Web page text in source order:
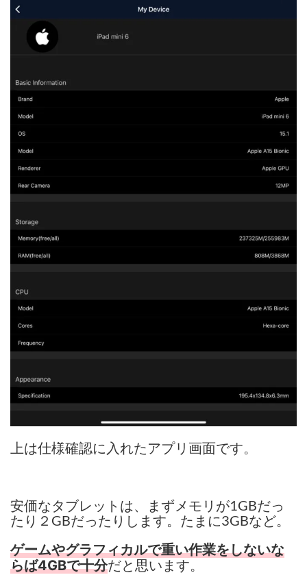
上は仕様確認に入れたアプリ画面です。
安価なタブレットは、まずメモリが1GBだっ
たり２GBだったりします。たまに3GBなど。
ゲームやグラフィカルで重い作業をしないな
らば4GBで十分だと思います。